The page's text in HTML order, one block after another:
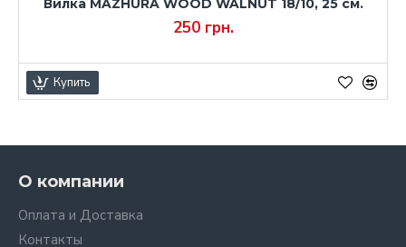
Вилка MAZHURA WOOD WALNUT 18/10, 25 см.
250 грн.
Купить
О компании
Оплата и Доставка
Контакты